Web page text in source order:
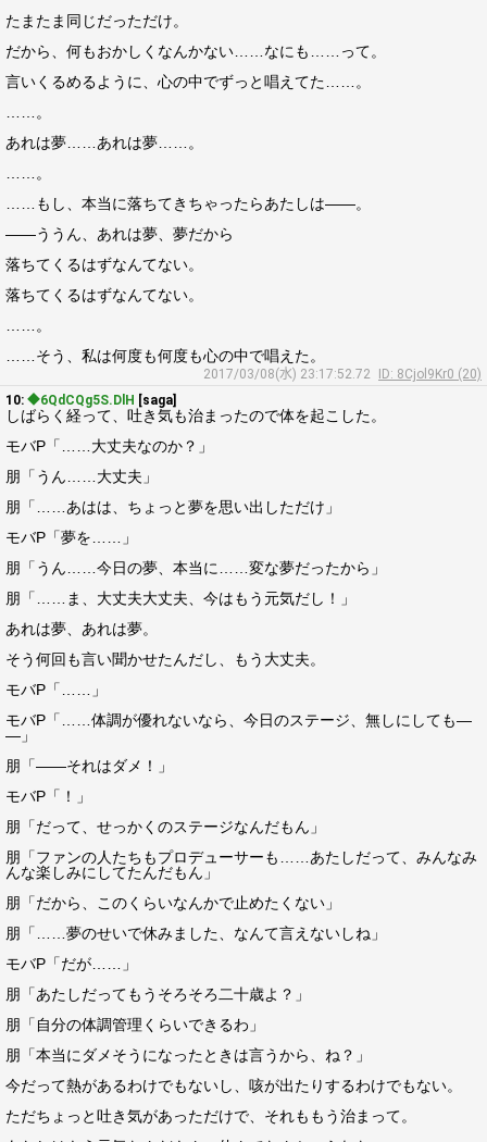
たまたま同じだっただけ。
だから、何もおかしくなんかない……なにも……って。
言いくるめるように、心の中でずっと唱えてた……。
……。
あれは夢……あれは夢……。
……。
……もし、本当に落ちてきちゃったらあたしは――。
――ううん、あれは夢、夢だから
落ちてくるはずなんてない。
落ちてくるはずなんてない。
……。
……そう、私は何度も何度も心の中で唱えた。
2017/03/08(水) 23:17:52.72
ID: 8Cjol9Kr0 (20)
10: ◆6QdCQg5S.DlH [saga]
しばらく経って、吐き気も治まったので体を起こした。
モバP「……大丈夫なのか？」
朋「うん……大丈夫」
朋「……あはは、ちょっと夢を思い出しただけ」
モバP「夢を……」
朋「うん……今日の夢、本当に……変な夢だったから」
朋「……ま、大丈夫大丈夫、今はもう元気だし！」
あれは夢、あれは夢。
そう何回も言い聞かせたんだし、もう大丈夫。
モバP「……」
モバP「……体調が優れないなら、今日のステージ、無しにしても―
―」
朋「――それはダメ！」
モバP「！」
朋「だって、せっかくのステージなんだもん」
朋「ファンの人たちもプロデューサーも……あたしだって、みんなみ
んな楽しみにしてたんだもん」
朋「だから、このくらいなんかで止めたくない」
朋「……夢のせいで休みました、なんて言えないしね」
モバP「だが……」
朋「あたしだってもうそろそろ二十歳よ？」
朋「自分の体調管理くらいできるわ」
朋「本当にダメそうになったときは言うから、ね？」
今だって熱があるわけでもないし、咳が出たりするわけでもない。
ただちょっと吐き気があっただけで、それももう治まって。